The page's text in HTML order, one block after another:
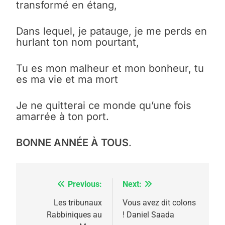
transformé en étang,
Dans lequel, je patauge, je me perds en
hurlant ton nom pourtant,
Tu es mon malheur et mon bonheur, tu
es ma vie et ma mort
Je ne quitterai ce monde qu’une fois
amarrée à ton port.
BONNE ANNÉE À TOUS.
NavigationPrevious:
Les tribunaux
Rabbiniques au
Next:
Vous avez dit colons
! Daniel Saada
2025, l’année la plus
meurtrière selon le